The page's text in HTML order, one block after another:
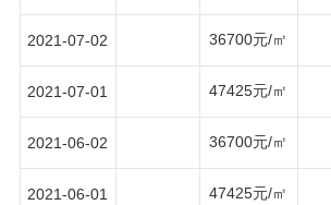
2021-07-02 36700元/㎡
2021-07-01 47425元/㎡
2021-06-02 36700元/㎡
2021-06-01 47425元/㎡